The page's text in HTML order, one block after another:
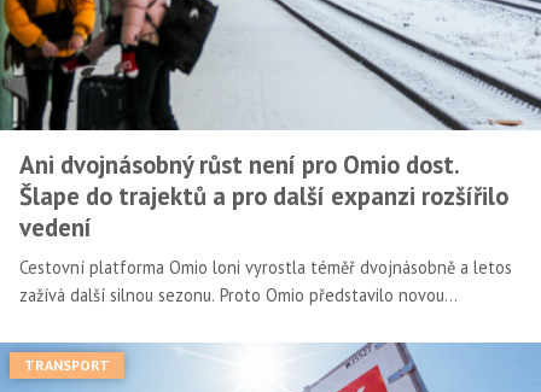
Ani dvojnásobný růst není pro Omio dost.
Šlape do trajektů a pro další expanzi rozšířilo
vedení
Cestovní platforma Omio loni vyrostla téměř dvojnásobně a letos
zažívá další silnou sezonu. Proto Omio představilo novou
TRANSPORT